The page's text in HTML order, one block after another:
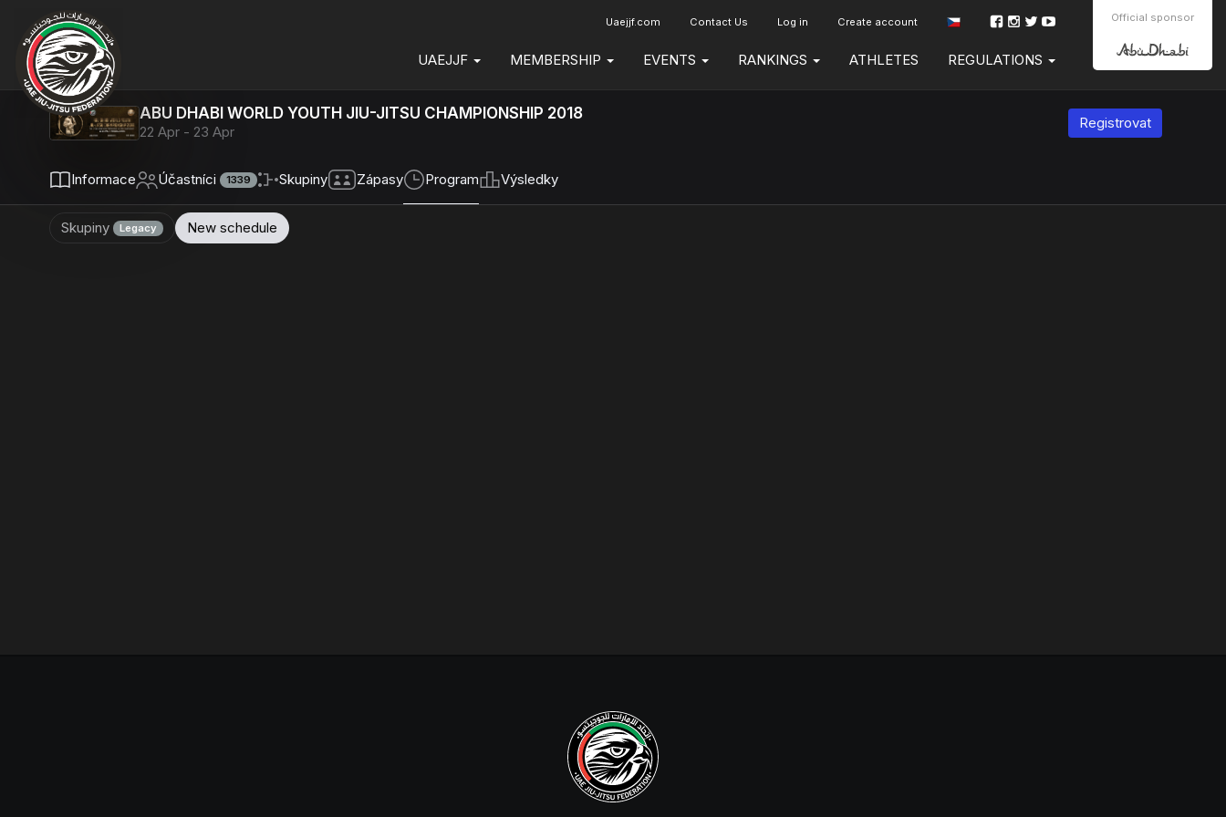
Official sponsor
Uaejjf.com Contact Us Log in Create account
UAEJJF MEMBERSHIP EVENTS RANKINGS ATHLETES REGULATIONS
ABU DHABI WORLD YOUTH JIU-JITSU CHAMPIONSHIP 2018
22 Apr - 23 Apr
Registrovat
Informace Účastníci 1339 Skupiny Zápasy Program Výsledky
Skupiny Legacy New schedule